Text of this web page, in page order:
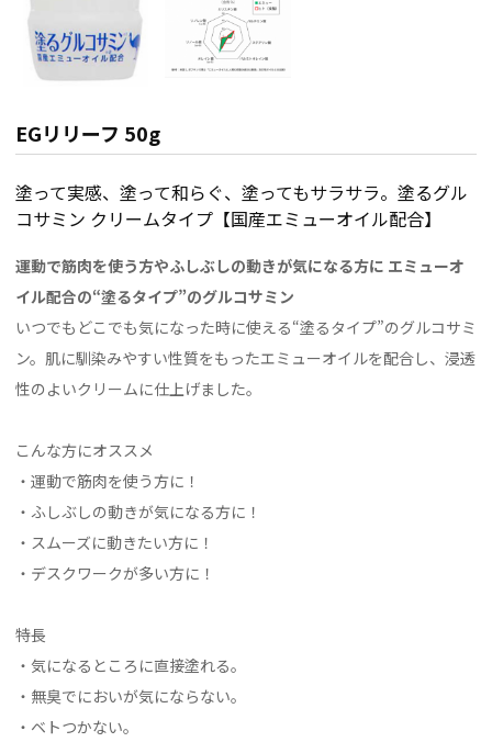
EGリリーフ 50g
塗って実感、塗って和らぐ、塗ってもサラサラ。塗るグル
コサミン クリームタイプ【国産エミューオイル配合】
運動で筋肉を使う方やふしぶしの動きが気になる方に エミューオ
イル配合の“塗るタイプ”のグルコサミン
いつでもどこでも気になった時に使える“塗るタイプ”のグルコサミ
ン。肌に馴染みやすい性質をもったエミューオイルを配合し、浸透
性のよいクリームに仕上げました。
こんな方にオススメ
・運動で筋肉を使う方に！
・ふしぶしの動きが気になる方に！
・スムーズに動きたい方に！
・デスクワークが多い方に！
特長
・気になるところに直接塗れる。
・無臭でにおいが気にならない。
・ベトつかない。